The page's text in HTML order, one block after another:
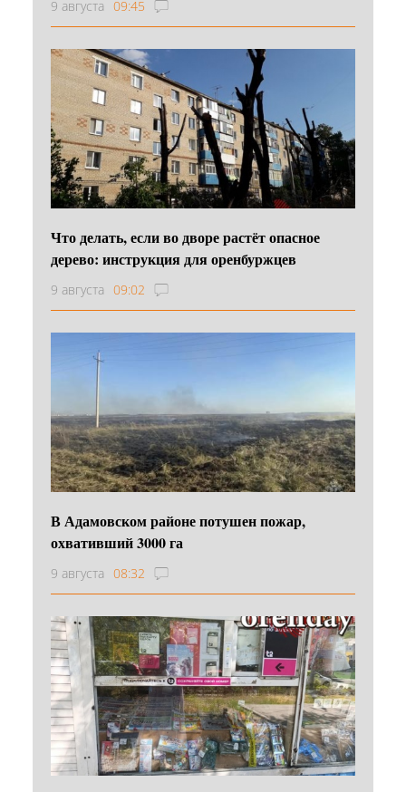
9 августа 09:45
Что делать, если во дворе растёт опасное
дерево: инструкция для оренбуржцев
9 августа 09:02
В Адамовском районе потушен пожар,
охвативший 3000 га
9 августа 08:32